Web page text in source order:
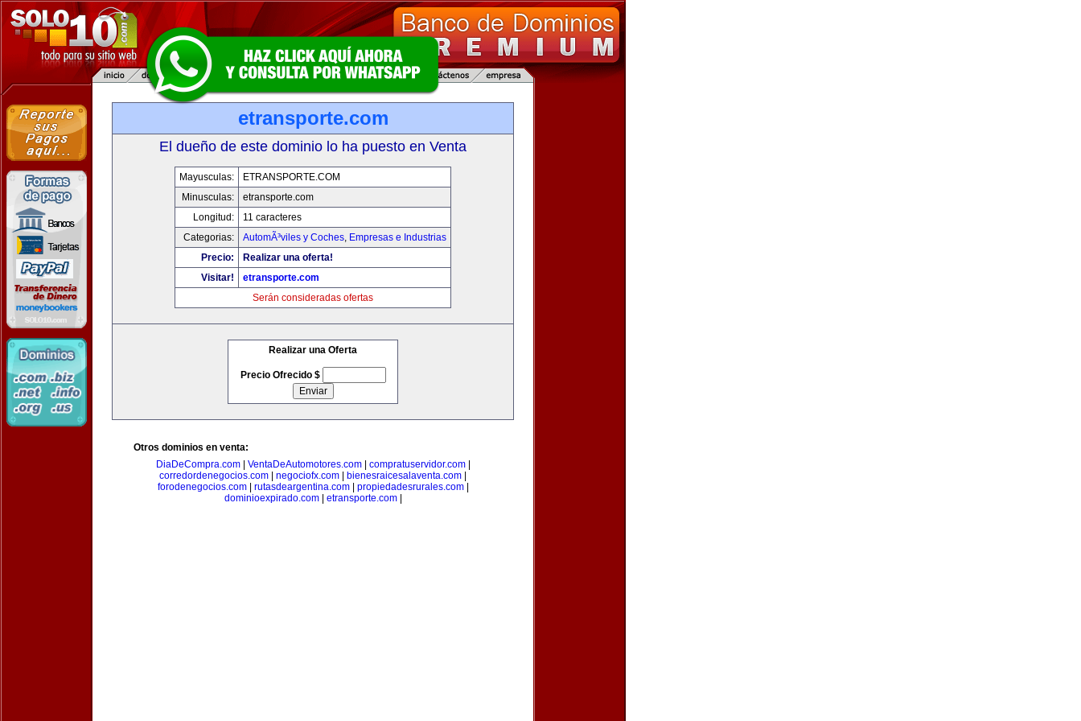
etransporte.com
El dueño de este dominio lo ha puesto en Venta
Mayusculas:
ETRANSPORTE.COM
Minusculas:
etransporte.com
Longitud:
11 caracteres
Categorias:
AutomÃ³viles y Coches, Empresas e Industrias
Precio:
Realizar una oferta!
Visitar!
etransporte.com
Serán consideradas ofertas
Realizar una Oferta
Precio Ofrecido $
Otros dominios en venta:
DiaDeCompra.com| VentaDeAutomotores.com| compratuservidor.com|
corredordenegocios.com
negociofx.com bienesraicesalaventa.com
forodenegocios.com| rutasdeargentina.com| propiedadesrurales.com|
dominioexpirado.com| etransporte.com|